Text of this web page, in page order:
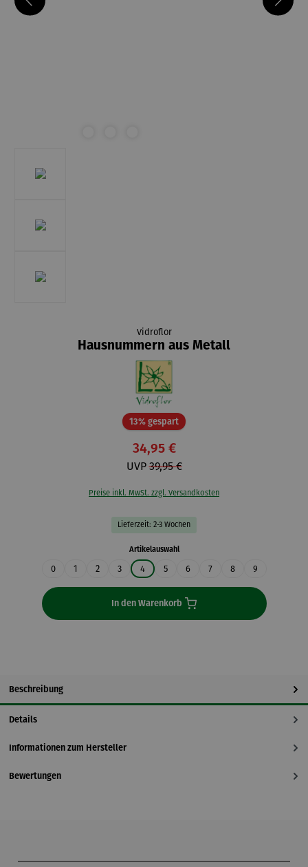
Vidroflor
Hausnummern aus Metall
13% gespartRabatt
34,95 €
UVP39,95 €
Preise inkl. MwSt. zzgl. Versandkosten
Lieferzeit: 2-3 Wochen
Artikelauswahlauswählen
0 1 2 3 4 5 6 7 8 9
In den Warenkorb
Beschreibung
Details
Informationen zum Hersteller
Bewertungen